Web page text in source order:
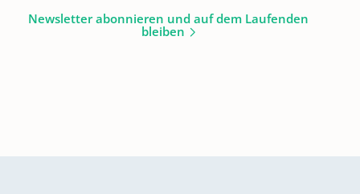
Newsletter abonnieren und auf dem Laufenden
bleiben